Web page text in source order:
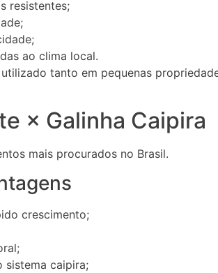
resistentes;
ao clima local.
tanto em pequenas
× Galinha Caipira
mais procurados no Brasil.
crescimento;
sistema caipira;